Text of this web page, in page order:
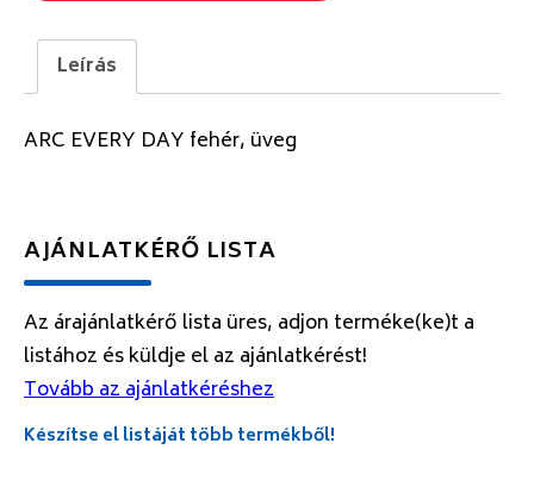
Leírás
ARC EVERY DAY fehér, üveg
AJÁNLATKÉRŐ LISTA
Az árajánlatkérő lista üres, adjon terméke(ke)t a
listához és küldje el az ajánlatkérést!
Tovább az ajánlatkéréshez
Készítse el listáját több termékből!